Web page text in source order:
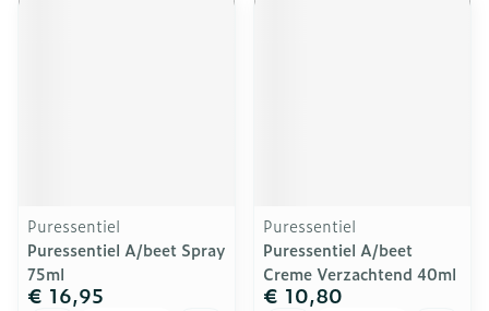
Puressentiel
Puressentiel A/beet Spray
75ml
€ 16,95
Puressentiel
Puressentiel A/beet
Creme Verzachtend 40ml
€ 10,80